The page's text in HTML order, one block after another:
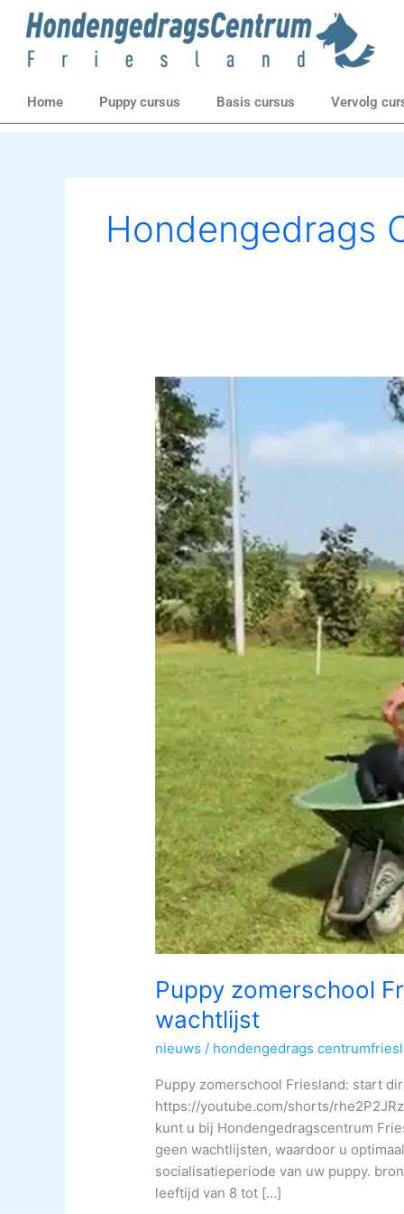
naar
Home Puppy cursus Basis cursus Vervolg
Hondengedrags
Puppy zomerschool
wachtlijst
nieuws / hondengedrags
Puppy zomerschool Friesland: start
https://youtube.com/shorts/
kunt u bij Hondengedragscentrum
geen wachtlijsten, waardoor u
socialisatieperiode van uw puppy.
leeftijd van 8 tot […]
Puppy
zomerschool
Friesland:
start
direct,
geen
wachtlijst